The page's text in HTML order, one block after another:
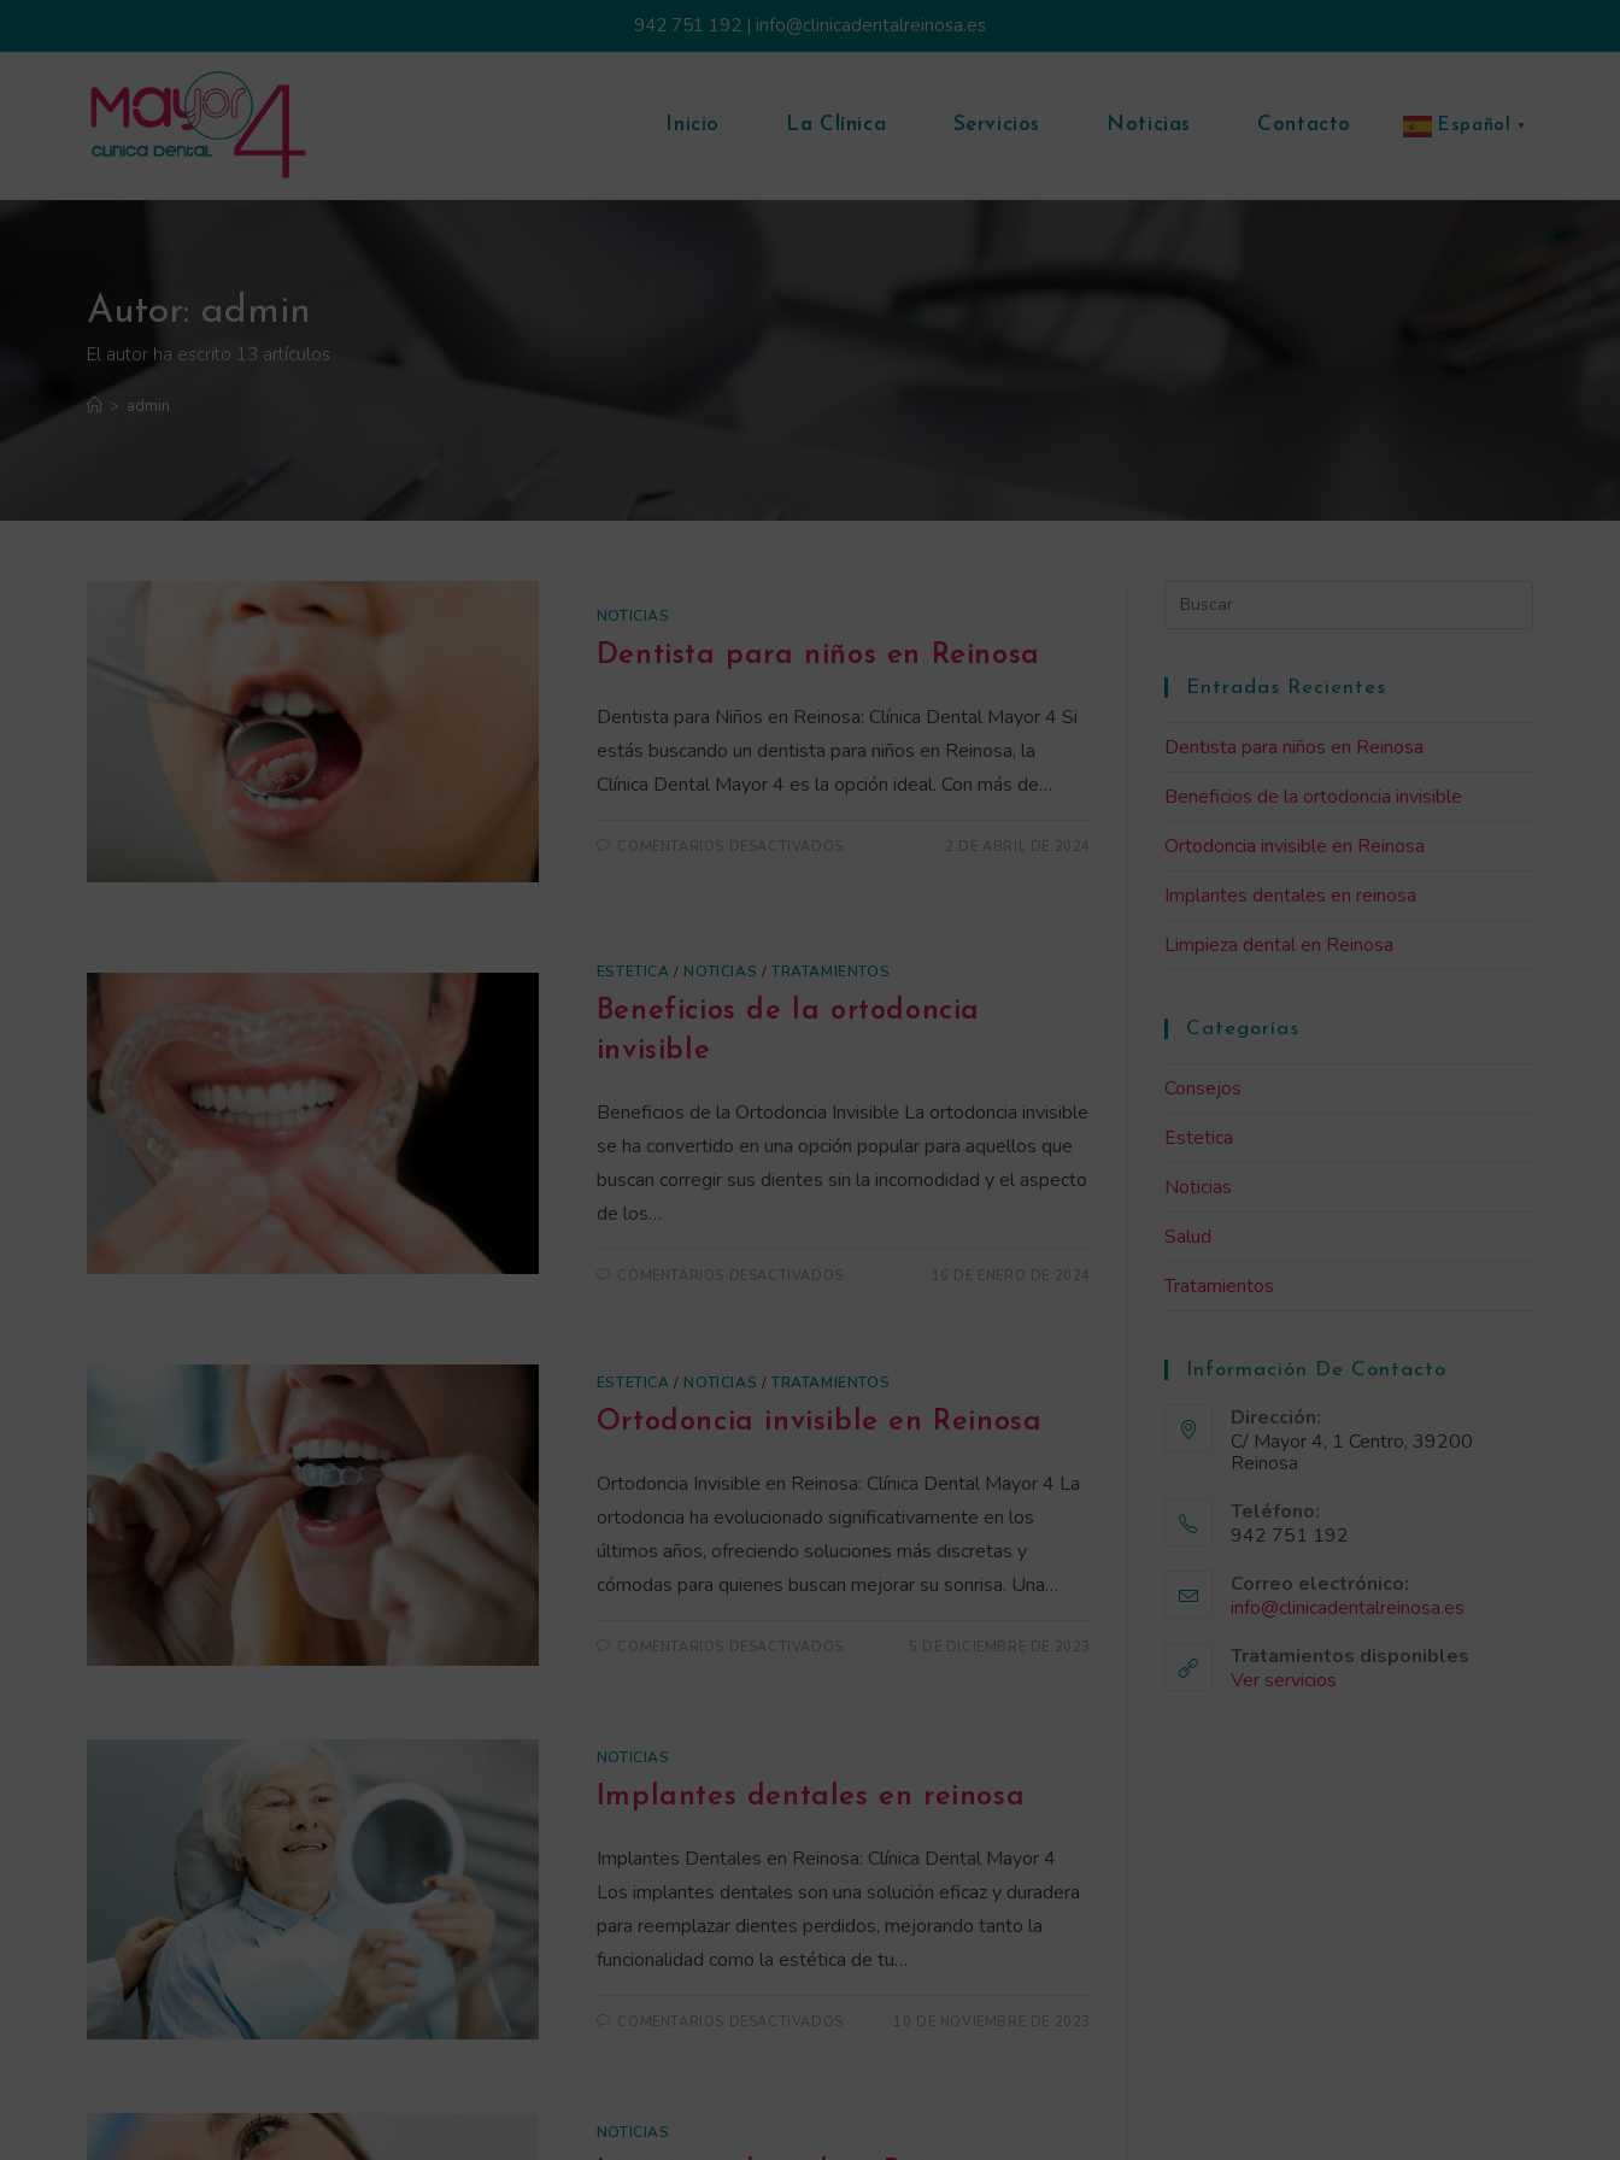
942 751 192 | info@clinicadentalreinosa.es
Inicio La Clínica Servicios Noticias Contacto Español ▼
Autor: admin
El autor ha escrito 13 artículos
> admin
NOTICIAS
Dentista para niños en Reinosa
Dentista para Niños en Reinosa: Clínica Dental Mayor 4 Si
estás buscando un dentista para niños en Reinosa, la
Clínica Dental Mayor 4 es la opción ideal. Con más de…
COMENTARIOS DESACTIVADOS 2 DE ABRIL DE 2024
ESTETICA / NOTICIAS /TRATAMIENTOS
Beneficios de la ortodoncia
invisible
Beneficios de la Ortodoncia Invisible La ortodoncia invisible
se ha convertido en una opción popular para aquellos que
buscan corregir sus dientes sin la incomodidad y el aspecto
de los…
COMENTARIOS DESACTIVADOS 16 DE ENERO DE 2024
ESTETICA / NOTICIAS /TRATAMIENTOS
Ortodoncia invisible en Reinosa
Ortodoncia Invisible en Reinosa: Clínica Dental Mayor 4 La
ortodoncia ha evolucionado significativamente en los
últimos años, ofreciendo soluciones más discretas y
cómodas para quienes buscan mejorar su sonrisa. Una…
COMENTARIOS DESACTIVADOS 5 DE DICIEMBRE DE 2023
NOTICIAS
Implantes dentales en reinosa
Implantes Dentales en Reinosa: Clínica Dental Mayor 4
Los implantes dentales son una solución eficaz y duradera
para reemplazar dientes perdidos, mejorando tanto la
funcionalidad como la estética de tu…
COMENTARIOS DESACTIVADOS 10 DE NOVIEMBRE DE 2023
NOTICIAS
Entradas Recientes
Dentista para niños en Reinosa
Beneficios de la ortodoncia invisible
Ortodoncia invisible en Reinosa
Implantes dentales en reinosa
Limpieza dental en Reinosa
Categorías
Consejos
Estetica
Noticias
Salud
Tratamientos
Información De Contacto
Dirección:
C/ Mayor 4, 1 Centro, 39200
Reinosa
Teléfono:
942 751 192
Correo electrónico:
info@clinicadentalreinosa.es
Tratamientos disponibles
Ver servicios